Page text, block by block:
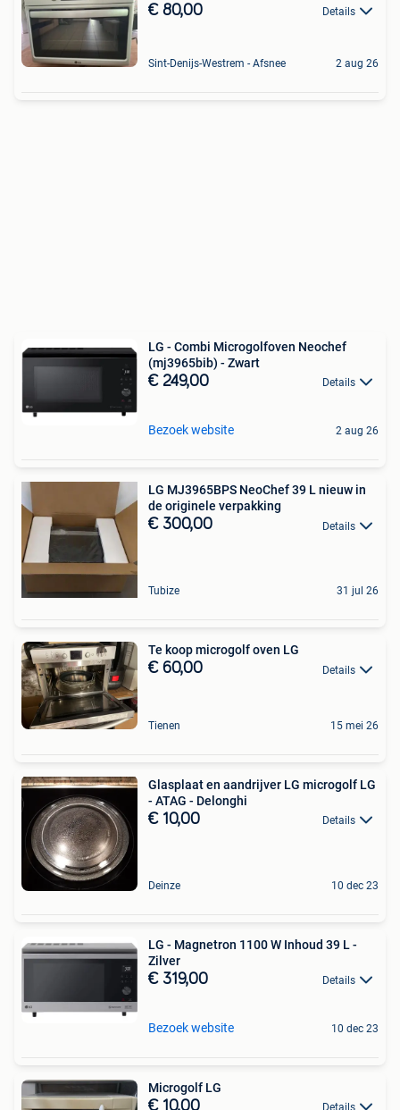
€ 80,00 Details
Sint-Denijs-Westrem - Afsnee 2 aug 26
LG - Combi Microgolfoven Neochef
(mj3965bib) - Zwart
€ 249,00 Details
Bezoek website 2 aug 26
LG MJ3965BPS NeoChef 39 L nieuw in
de originele verpakking
€ 300,00 Details
Tubize 31 jul 26
Te koop microgolf oven LG
€ 60,00 Details
Tienen 15 mei 26
Glasplaat en aandrijver LG microgolf LG
- ATAG - Delonghi
€ 10,00 Details
Deinze 10 dec 23
LG - Magnetron 1100 W Inhoud 39 L -
Zilver
€ 319,00 Details
Bezoek website 10 dec 23
Microgolf LG
€ 10,00 Details